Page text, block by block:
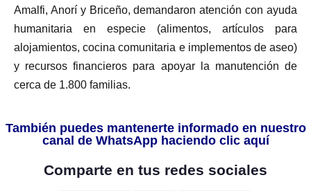
Amalfi, Anorí y Briceño, demandaron atención con ayuda
humanitaria en especie (alimentos, artículos para
alojamientos, cocina comunitaria e implementos de aseo)
y recursos financieros para apoyar la manutención de
cerca de 1.800 familias.
También puedes mantenerte informado en nuestro
canal de WhatsApp haciendo clic aquí
Comparte en tus redes sociales